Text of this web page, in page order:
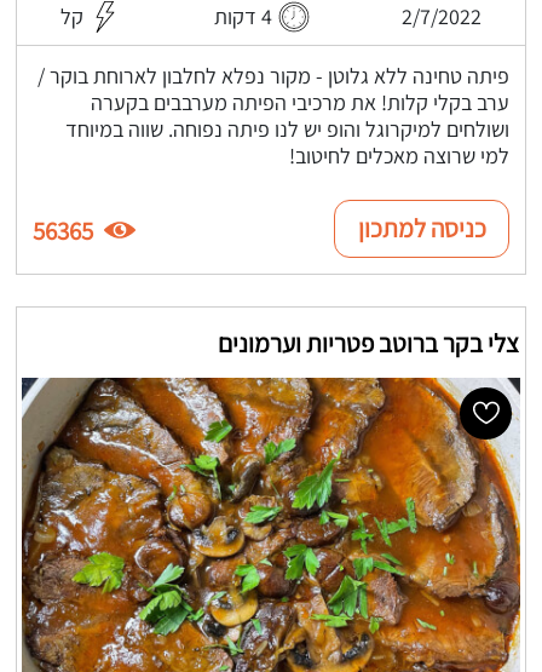
2/7/2022 4 דקות קל
פיתה טחינה ללא גלוטן - מקור נפלא לחלבון לארוחת בוקר /
ערב בקלי קלות! את מרכיבי הפיתה מערבבים בקערה
ושולחים למיקרוגל והופ יש לנו פיתה נפוחה. שווה במיוחד
למי שרוצה מאכלים לחיטוב!
כניסה למתכון 56365
צלי בקר ברוטב פטריות וערמונים